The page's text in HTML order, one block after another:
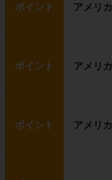
ポイント アメリ
ポイント アメリ
ポイント アメリ